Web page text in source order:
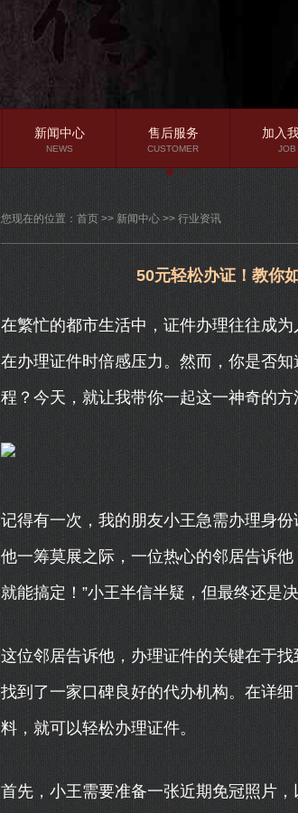
行业资讯
常见问题
新闻中心
NEWS
售后服务
CUSTOMER
加入
JOB
您现在的位置： 首页 >> 新闻中心 >> 行业资讯
50元轻松办证！教你
在繁忙的都市生活中，证件办理往往成
在办理证件时倍感压力。然而，你是否
程？今天，就让我带你一起这一神奇的方
记得有一次，我的朋友小王急需办理身
他一筹莫展之际，一位热心的邻居告诉
就能搞定！”小王半信半疑，但最终还是决
这位邻居告诉他，办理证件的关键在于
找到了一家口碑良好的代办机构。在详
料，就可以轻松办理证件。
首先，小王需要准备一张近期免冠照片